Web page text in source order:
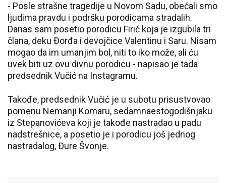
- Posle strašne tragedije u Novom Sadu, obećali smo
ljudima pravdu i podršku porodicama stradalih.
Danas sam posetio porodicu Firić koja je izgubila tri
člana, deku Ðorđa i devojčice Valentinu i Saru. Nisam
mogao da im umanjim bol, niti to iko može, ali ću
uvek biti uz ovu divnu porodicu - napisao je tada
predsednik Vučić na Instagramu.
Takođe, predsednik Vučić je u subotu prisustvovao
pomenu Nemanji Komaru, sedamnaestogodišnjaku
iz Stepanovićeva koji je takođe nastradao u padu
nadstrešnice, a posetio je i porodicu još jednog
nastradalog, Ðure Švonje.